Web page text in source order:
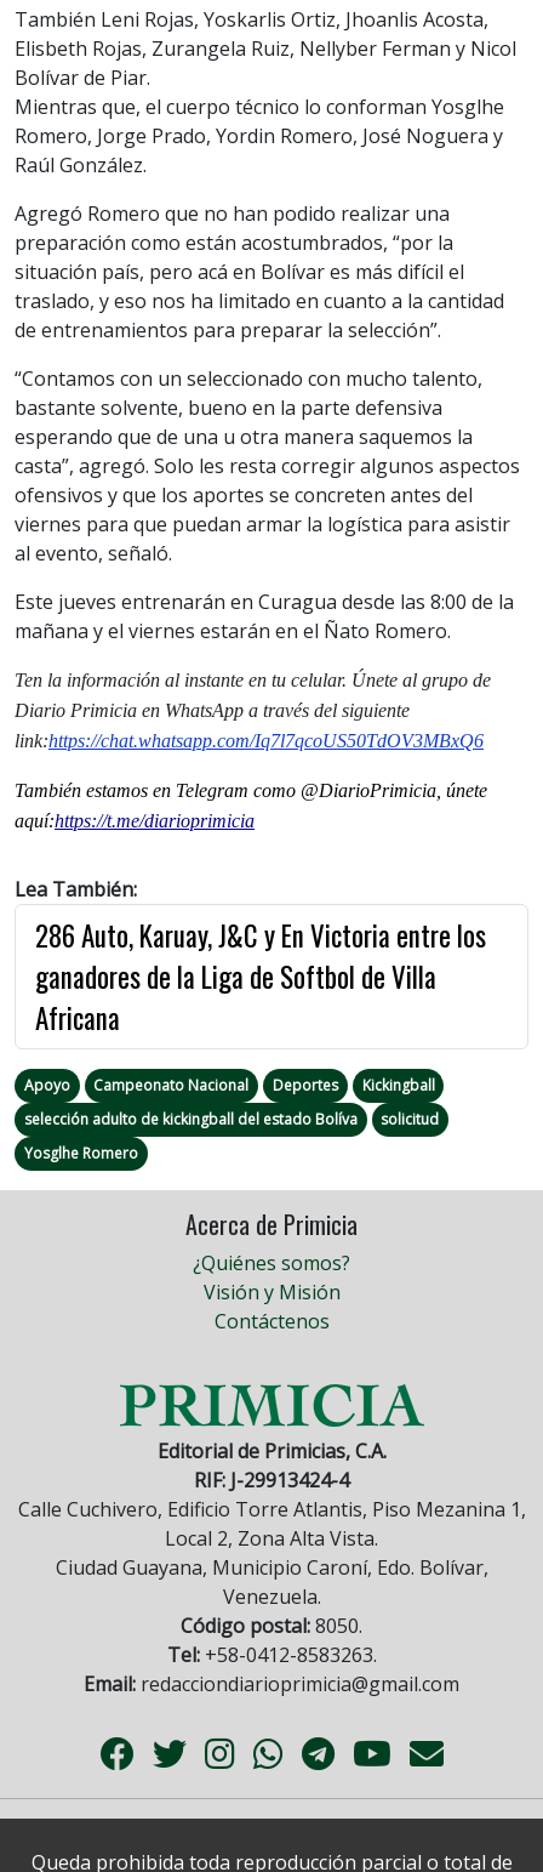
También Leni Rojas, Yoskarlis Ortiz, Jhoanlis Acosta,
Elisbeth Rojas, Zurangela Ruiz, Nellyber Ferman y Nicol
Bolívar de Piar.
Mientras que, el cuerpo técnico lo conforman Yosglhe
Romero, Jorge Prado, Yordin Romero, José Noguera y
Raúl González.
Agregó Romero que no han podido realizar una
preparación como están acostumbrados, “por la
situación país, pero acá en Bolívar es más difícil el
traslado, y eso nos ha limitado en cuanto a la cantidad
de entrenamientos para preparar la selección”.
“Contamos con un seleccionado con mucho talento,
bastante solvente, bueno en la parte defensiva
esperando que de una u otra manera saquemos la
casta”, agregó. Solo les resta corregir algunos aspectos
ofensivos y que los aportes se concreten antes del
viernes para que puedan armar la logística para asistir
al evento, señaló.
Este jueves entrenarán en Curagua desde las 8:00 de la
mañana y el viernes estarán en el Ñato Romero.
Ten la información al instante en tu celular. Únete al grupo de
Diario Primicia en WhatsApp a través del siguiente
link:https://chat.whatsapp.com/Iq7l7qcoUS50TdOV3MBxQ6
También estamos en Telegram como @DiarioPrimicia, únete
aquí:https://t.me/diarioprimicia
Lea También:
286 Auto, Karuay, J&C y En Victoria entre los
ganadores de la Liga de Softbol de Villa
Africana
Apoyo Campeonato Nacional Deportes
Kickingball
selección adulto de kickingball del estado Bolíva
solicitud
Yosglhe Romero
Acerca de Primicia
¿Quiénes somos?
Visión y Misión
Contáctenos
Editorial de Primicias, C.A.
RIF: J-29913424-4
Calle Cuchivero, Edificio Torre Atlantis, Piso Mezanina 1,
Local 2, Zona Alta Vista.
Ciudad Guayana, Municipio Caroní, Edo. Bolívar,
Venezuela.
Código postal:8050.
Tel:+58-0412-8583263.
Email: redacciondiarioprimicia@gmail.com
Queda prohibida toda reproducción parcial o total de